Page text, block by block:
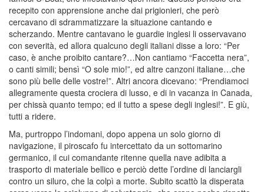
recepito con apprensione anche dai prigionieri, che però
cercavano di sdrammatizzare la situazione cantando e
scherzando. Mentre cantavano le guardie inglesi li osservavano
con severità, ed allora qualcuno degli italiani disse a loro: “Per
caso, è anche proibito cantare?…Non cantiamo “Faccetta nera”,
o canti simili; bensì “O sole mio!”, ed altre canzoni italiane…che
sono più belle delle vostre!”. Altri ancora dicevano: “Prendiamoci
allegramente questa crociera di lusso, e di in vacanza in Canada,
per chissà quanto tempo; ed il tutto a spese degli inglesi!”. E giù,
tutti a ridere.
Ma, purtroppo l’indomani, dopo appena un solo giorno di
navigazione, il piroscafo fu intercettato da un sottomarino
germanico, il cui comandante ritenne quella nave adibita a
trasporto di materiale bellico e perciò dette l’ordine di lanciargli
contro un siluro, che la colpì a morte. Subito scattò la disperata